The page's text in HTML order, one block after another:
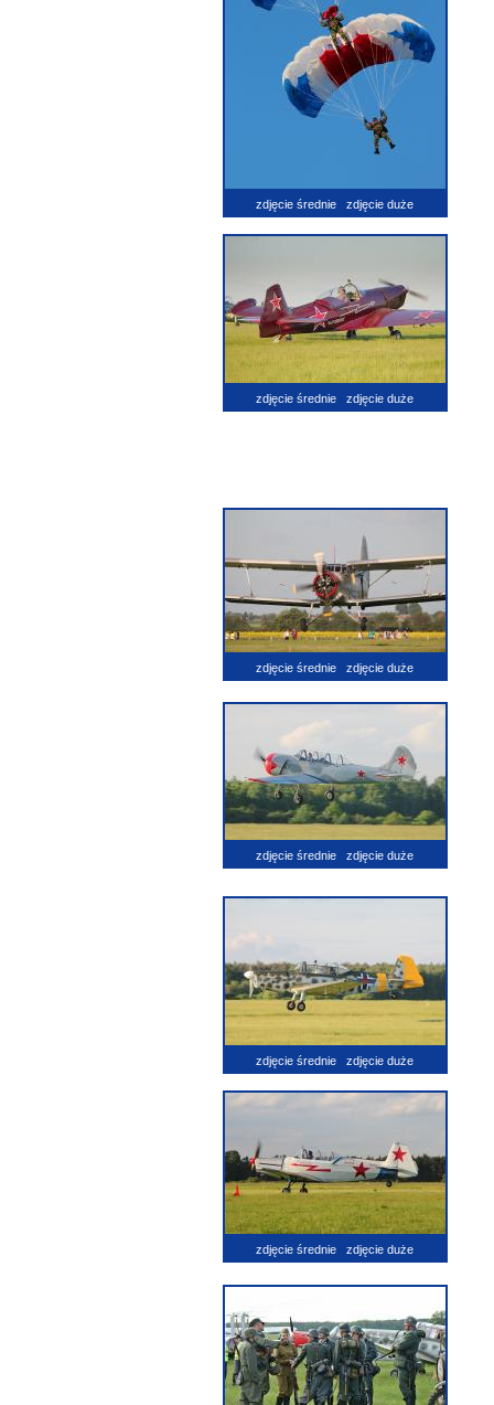
zdjęcie średnie zdjęcie duże
zdjęcie średnie zdjęcie duże
zdjęcie średnie zdjęcie duże
zdjęcie średnie zdjęcie duże
zdjęcie średnie zdjęcie duże
zdjęcie średnie zdjęcie duże